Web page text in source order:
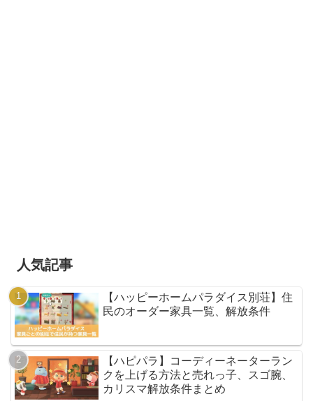
人気記事
【ハッピーホームパラダイス別荘】住
民のオーダー家具一覧、解放条件
【ハピパラ】コーディーネーターラン
クを上げる方法と売れっ子、スゴ腕、
カリスマ解放条件まとめ